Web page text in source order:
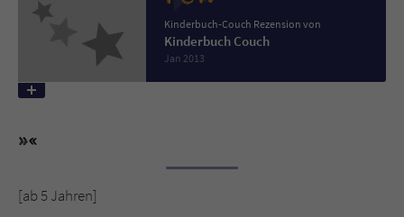
Kinderbuch-Couch Rezension von
Kinderbuch Couch
Jan 2013
[ab 5 Jahren]
tx_pwcomments_ahash
Anbieter Literatur-Couch Medien GmbH & Co. KG
Cookie für Kommentare einzelner Buchtitel